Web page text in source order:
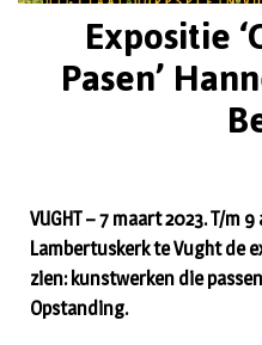
Expositie
Pasen’
VUGHT – 7 maart 2023. T/m
Lambertuskerk te Vught de
zien: kunstwerken die
Opstanding.